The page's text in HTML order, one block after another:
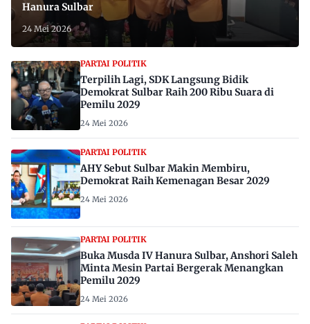
Hanura Sulbar
24 Mei 2026
PARTAI POLITIK
Terpilih Lagi, SDK Langsung Bidik
Demokrat Sulbar Raih 200 Ribu Suara di
Pemilu 2029
24 Mei 2026
PARTAI POLITIK
AHY Sebut Sulbar Makin Membiru,
Demokrat Raih Kemenagan Besar 2029
24 Mei 2026
PARTAI POLITIK
Buka Musda IV Hanura Sulbar, Anshori Saleh
Minta Mesin Partai Bergerak Menangkan
Pemilu 2029
24 Mei 2026